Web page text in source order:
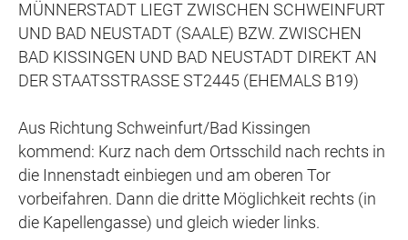
MÜNNERSTADT LIEGT ZWISCHEN SCHWEINFURT
UND BAD NEUSTADT (SAALE) BZW. ZWISCHEN
BAD KISSINGEN UND BAD NEUSTADT DIREKT AN
DER STAATSSTRASSE ST2445 (EHEMALS B19)
Aus Richtung Schweinfurt/Bad Kissingen
kommend: Kurz nach dem Ortsschild nach rechts in
die Innenstadt einbiegen und am oberen Tor
vorbeifahren. Dann die dritte Möglichkeit rechts (in
die Kapellengasse) und gleich wieder links.